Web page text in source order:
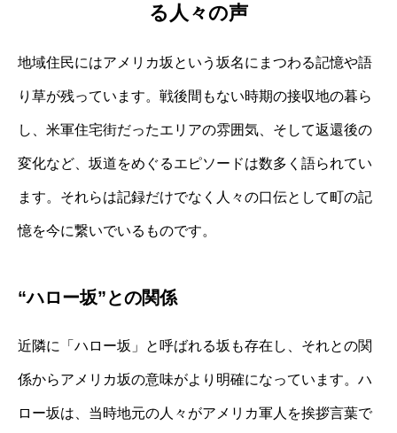
る人々の声
地域住民にはアメリカ坂という坂名にまつわる記憶や語
り草が残っています。戦後間もない時期の接収地の暮ら
し、米軍住宅街だったエリアの雰囲気、そして返還後の
変化など、坂道をめぐるエピソードは数多く語られてい
ます。それらは記録だけでなく人々の口伝として町の記
憶を今に繋いでいるものです。
“ハロー坂”との関係
近隣に「ハロー坂」と呼ばれる坂も存在し、それとの関
係からアメリカ坂の意味がより明確になっています。ハ
ロー坂は、当時地元の人々がアメリカ軍人を挨拶言葉で